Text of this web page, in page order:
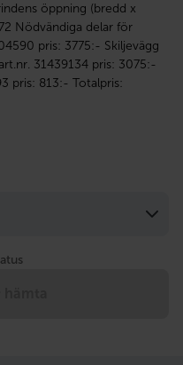
öppning (bredd x
Nödvändiga delar för
pris: 3775:- Skiljevägg
31439134 pris: 3075:-
pris: 813:- Totalpris: